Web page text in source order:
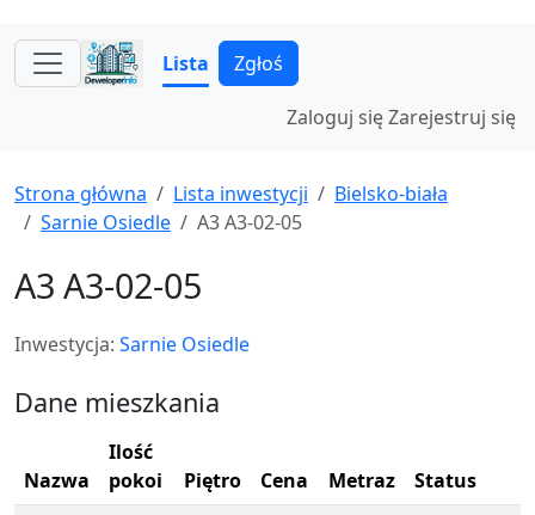
Lista Zgłoś
Zaloguj sięZarejestruj się
Strona główna Lista inwestycji
Bielsko-biała
Sarnie Osiedle
A3 A3-02-05
A3 A3-02-05
Inwestycja: Sarnie Osiedle
Dane mieszkania
Nazwa
Ilość
pokoi
Piętro Cena Metraz
Status